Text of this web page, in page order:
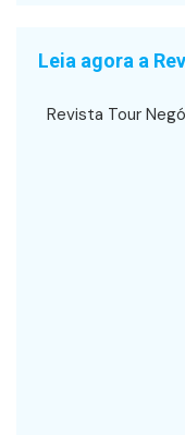
Leia agora a
Revista Tour